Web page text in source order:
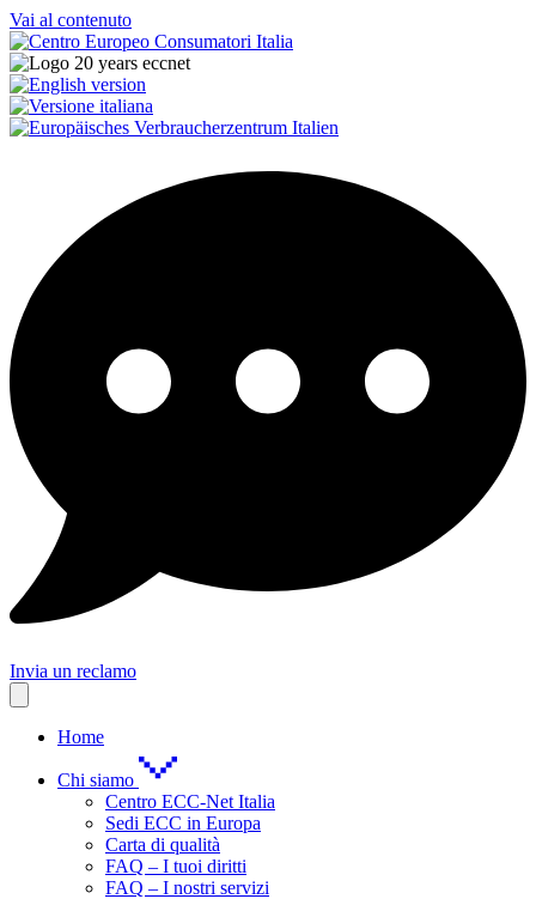
Vai al contenuto
Invia un reclamo
Home
Chi siamo
Centro ECC-Net Italia
Sedi ECC in Europa
Carta di qualità
FAQ – I tuoi diritti
FAQ – I nostri servizi